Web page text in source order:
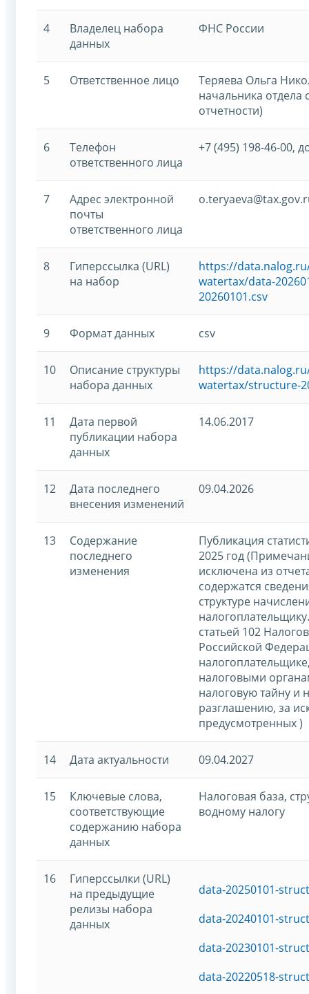
4
Владелец набора
данных
ФНС России
5 Ответственное лицо
Теряева Ольга
начальника отдела
отчетности)
6
Телефон
ответственного лица
+7 (495) 198-46-00,
7
Адрес электронной
почты
ответственного лица
8
Гиперссылка (URL)
на набор
https://
watertax/data-
20260101.csv
9 Формат данных csv
10
Описание структуры
набора данных
https://
watertax/structure-
11
Дата первой
публикации набора
данных
14.06.2017
12
Дата последнего
внесения изменений
09.04.2026
13
Содержание
последнего
изменения
Публикация
2025 год
исключена из
содержатся
структуре
статьей 102
Российской
налоговыми
налоговую тайну и
разглашению, за
предусмотренных )
14 Дата актуальности 09.04.2027
15
Ключевые слова,
соответствующие
содержанию набора
данных
Налоговая база,
водному налогу
16
Гиперссылки (URL)
на предыдущие
релизы набора
данных
data-20250101-
data-20240101-
data-20230101-
data-20220518-